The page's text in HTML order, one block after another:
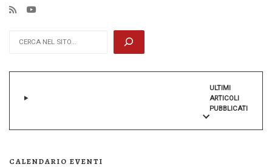
ULTIMI
ARTICOLI
PUBBLICATI
CALENDARIO EVENTI